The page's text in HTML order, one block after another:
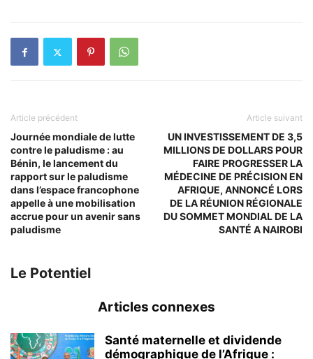
Article précédent
Journée mondiale de lutte
contre le paludisme : au
Bénin, le lancement du
rapport sur le paludisme
dans l’espace francophone
appelle à une mobilisation
accrue pour un avenir sans
paludisme
Article suivant
UN INVESTISSEMENT DE 3,5
MILLIONS DE DOLLARS POUR
FAIRE PROGRESSER LA
MÉDECINE DE PRÉCISION EN
AFRIQUE, ANNONCÉ LORS
DE LA RÉUNION RÉGIONALE
DU SOMMET MONDIAL DE LA
SANTÉ A NAIROBI
Le Potentiel
Articles connexes
Santé maternelle et dividende
démographique de l’Afrique :